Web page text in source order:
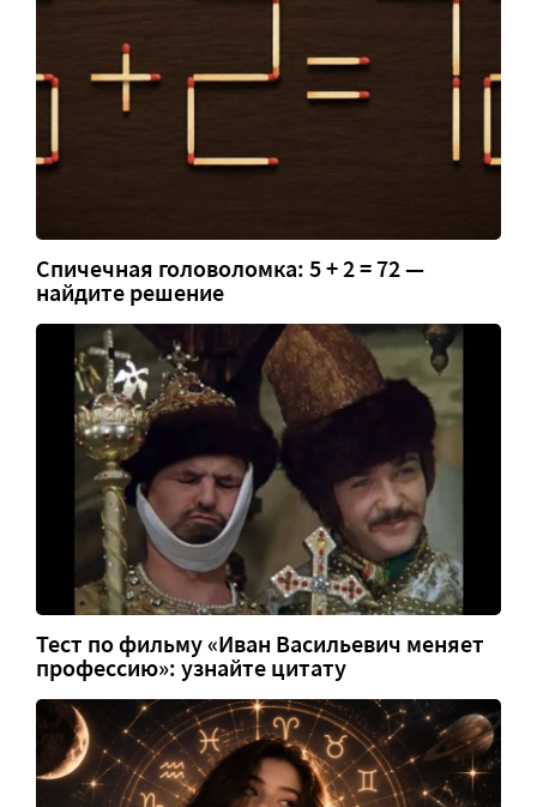
Спичечная головоломка: 5 + 2 = 72 —
найдите решение
Тест по фильму «Иван Васильевич меняет
профессию»: узнайте цитату